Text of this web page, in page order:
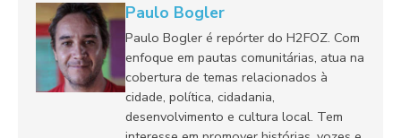
Paulo Bogler
Paulo Bogler é repórter do H2FOZ. Com
enfoque em pautas comunitárias, atua na
cobertura de temas relacionados à
cidade, política, cidadania,
desenvolvimento e cultura local. Tem